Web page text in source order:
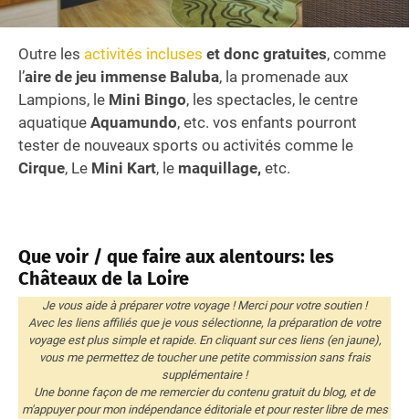
Outre les activités incluses et donc gratuites, comme
l’aire de jeu immense Baluba, la promenade aux
Lampions, le Mini Bingo, les spectacles, le centre
aquatique Aquamundo, etc. vos enfants pourront
tester de nouveaux sports ou activités comme le
Cirque, Le Mini Kart, le maquillage, etc.
Que voir / que faire aux alentours: les
Châteaux de la Loire
Je vous aide à préparer votre voyage ! Merci pour votre soutien !
Avec les liens affiliés que je vous sélectionne, la préparation de votre
voyage est plus simple et rapide. En cliquant sur ces liens (en jaune),
vous me permettez de toucher une petite commission sans frais
supplémentaire !
Une bonne façon de me remercier du contenu gratuit du blog, et de
m'appuyer pour mon indépendance éditoriale et pour rester libre de mes